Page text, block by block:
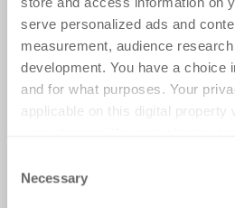
serve personalized ads and
measurement, audience
development. You have a choice
and for what purposes. Your
applicable on this digital property
the Privacy trigger icon.
Selection
Necessary